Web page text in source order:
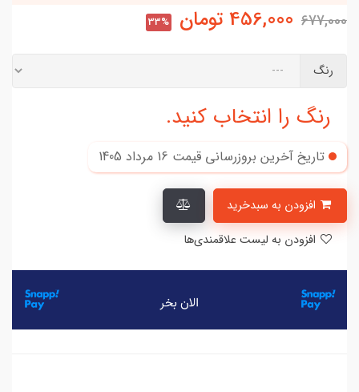
677,000
456,000 تومان 33%
رنگ
رنگ را انتخاب کنید.
تاریخ آخرین بروزرسانی قیمت 16 مرداد 1405